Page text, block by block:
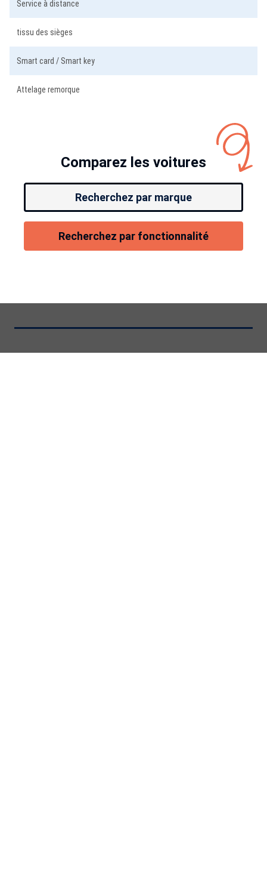
Service à distance
tissu des sièges
Smart card / Smart key
Attelage remorque
Comparez les voitures
Recherchez par marque
Recherchez par fonctionnalité